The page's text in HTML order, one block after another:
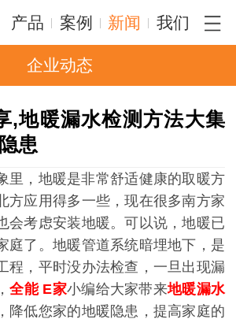
产品 案例 新闻 我们
企业动态
,地暖漏水检测方法大集
患
里，地暖是非常舒适健康的取暖方
方应用得多一些，现在很多南方家
会考虑安装地暖。可以说，地暖已
庭了。地暖管道系统暗埋地下，是
程，平时没办法检查，一旦出现漏
全能 E家小编给大家带来地暖漏水
降低您家的地暖隐患，提高家庭的